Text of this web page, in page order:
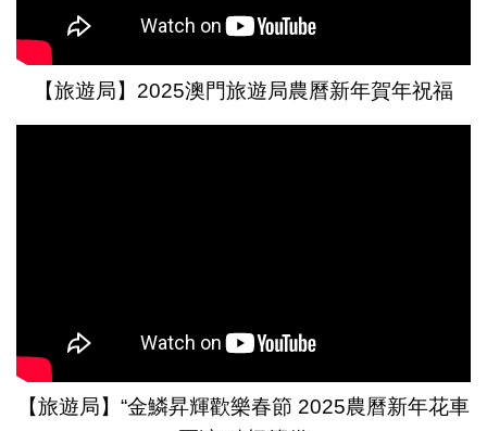
【旅遊局】2025澳門旅遊局農曆新年賀年祝福
【旅遊局】“金鱗昇輝歡樂春節 2025農曆新年花車